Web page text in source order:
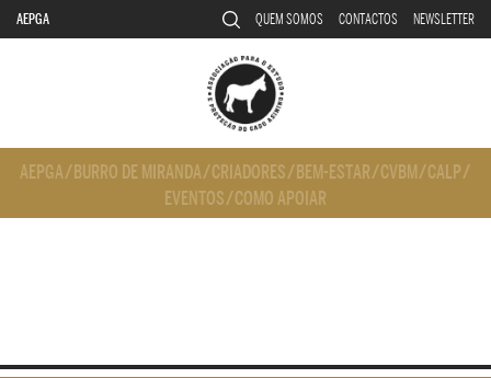
AEPGA QUEM SOMOS CONTACTOS NEWSLETTER
AEPGA/ BURRO DE MIRANDA/CRIADORES/ BEM-ESTAR/CVBM/CALP/
EVENTOS/COMO APOIAR